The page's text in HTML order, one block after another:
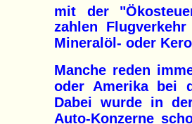
mit der
zahlen
Mineralöl- oder
Manche reden
oder Amerika bei
Dabei wurde in
Auto-Konzerne